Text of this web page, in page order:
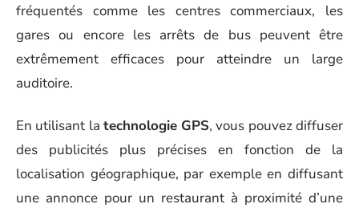
fréquentés comme les centres commerciaux, les
gares ou encore les arrêts de bus peuvent être
extrêmement efficaces pour atteindre un large
auditoire.
En utilisant la technologie GPS, vous pouvez diffuser
des publicités plus précises en fonction de la
localisation géographique, par exemple en diffusant
une annonce pour un restaurant à proximité d’une